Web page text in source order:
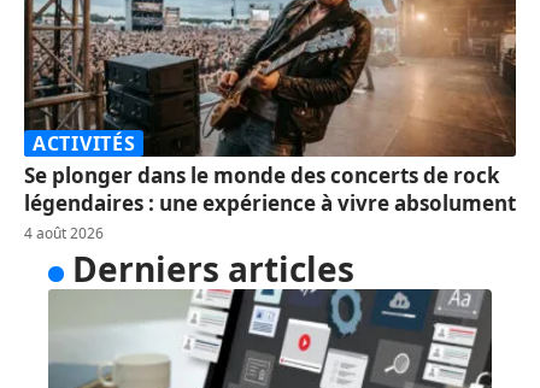
ACTIVITÉS
Se plonger dans le monde des concerts de rock
légendaires : une expérience à vivre absolument
4 août 2026
Derniers articles